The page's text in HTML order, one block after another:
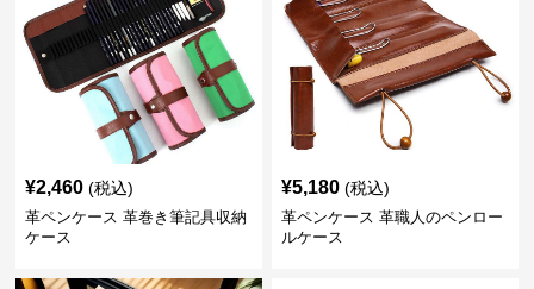
¥2,460 (税込)
革ペンケース 革巻き筆記具収納
ケース
¥5,180 (税込)
革ペンケース 革職人のペンロー
ルケース